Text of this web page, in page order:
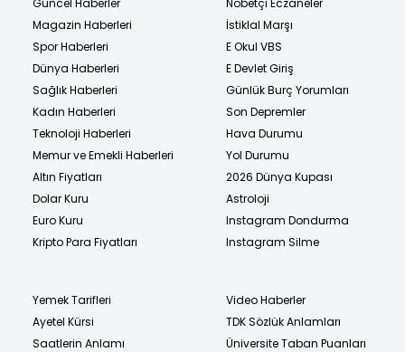
Magazin Haberleri
Spor Haberleri
Dünya Haberleri
Sağlık Haberleri
Kadın Haberleri
Teknoloji Haberleri
Memur ve Emekli Haberleri
Altın Fiyatları
Dolar Kuru
Euro Kuru
Kripto Para Fiyatları
İstiklal Marşı
E Okul VBS
E Devlet Giriş
Günlük Burç Yorumları
Son Depremler
Hava Durumu
Yol Durumu
2026 Dünya Kupası
Astroloji
Instagram Dondurma
Instagram Silme
Yemek Tarifleri
Ayetel Kürsi
Saatlerin Anlamı
Video Haberler
TDK Sözlük Anlamları
Üniversite Taban Puanları